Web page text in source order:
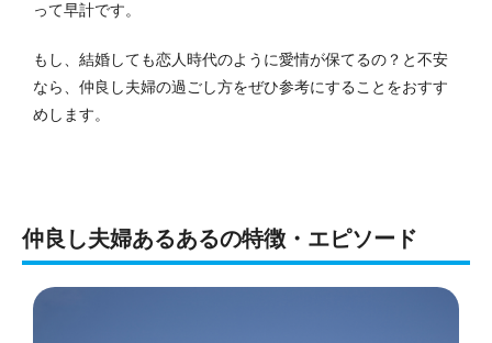
って早計です。
もし、結婚しても恋人時代のように愛情が保てるの？と不安
なら、仲良し夫婦の過ごし方をぜひ参考にすることをおすす
めします。
仲良し夫婦あるあるの特徴・エピソード